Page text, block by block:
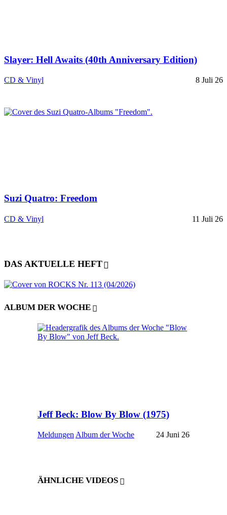
Slayer: Hell Awaits (40th Anniversary Edition)
CD & Vinyl 8 Juli 26
Suzi Quatro: Freedom
CD & Vinyl 11 Juli 26
DAS AKTUELLE HEFT
ALBUM DER WOCHE
Jeff Beck: Blow By Blow (1975)
Meldungen Album der Woche 24 Juni 26
ÄHNLICHE VIDEOS